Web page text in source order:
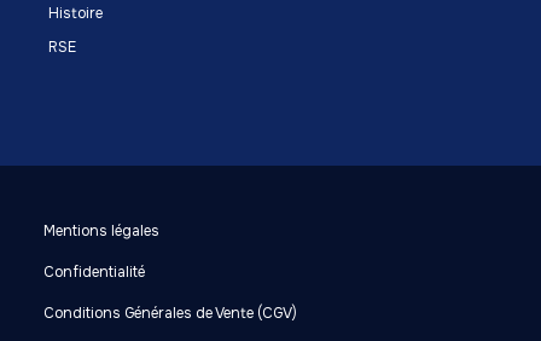
Histoire
RSE
Mentions légales
Confidentialité
Conditions Générales de Vente (CGV)